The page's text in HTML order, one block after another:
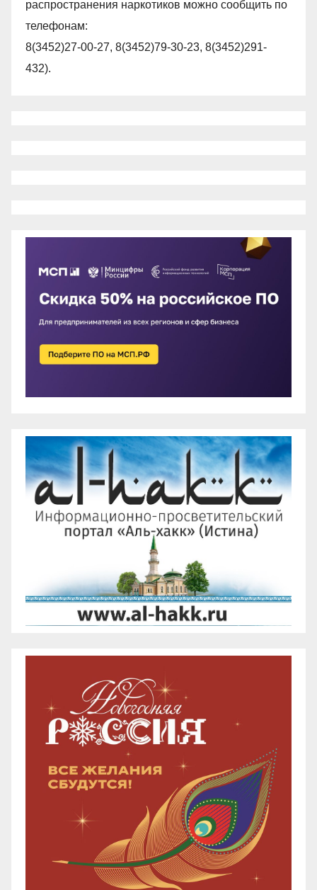
распространения наркотиков можно сообщить по
телефонам:
8(3452)27-00-27, 8(3452)79-30-23, 8(3452)291-
432).